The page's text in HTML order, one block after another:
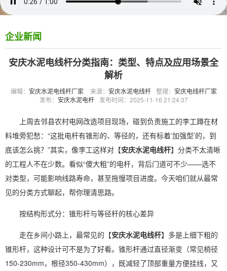
企业新闻
安庆水泥电线杆分类指南：类型、特点及应用场景全
解析
编辑： 安庆水泥电线杆厂家 来源： 安庆水泥电线杆 整理： 安庆电线杆厂家
发布： 安庆水泥电杆 发布时间：2025-11-16 21:24:37
上周去邻县农村电网改造项目现场，碰到负责施工的李工蹲在材
料堆旁犯愁：“这批电杆有锥形的、等径的，还有标着‘加强型’的，到
底该怎么挑？”其实，像李工这样对【安庆水泥电线杆】分类不太清晰
的工程人不在少数。看似“傻大粗”的电杆，背后门道可不少——选不
对类型，可能影响线路寿命，甚至拖慢项目进度。今天咱们就从最常
见的分类方式聊起，帮你理清思路。
按结构形式分：锥形杆与等径杆的核心差异
走在乡间小路上，最常见的【安庆水泥电线杆】多是上细下粗的
锥形杆，这种设计可不是为了好看。锥形杆通过直径渐变（常见梢径
150-230mm，根径350-430mm），既减轻了顶部重量方便挂线，又